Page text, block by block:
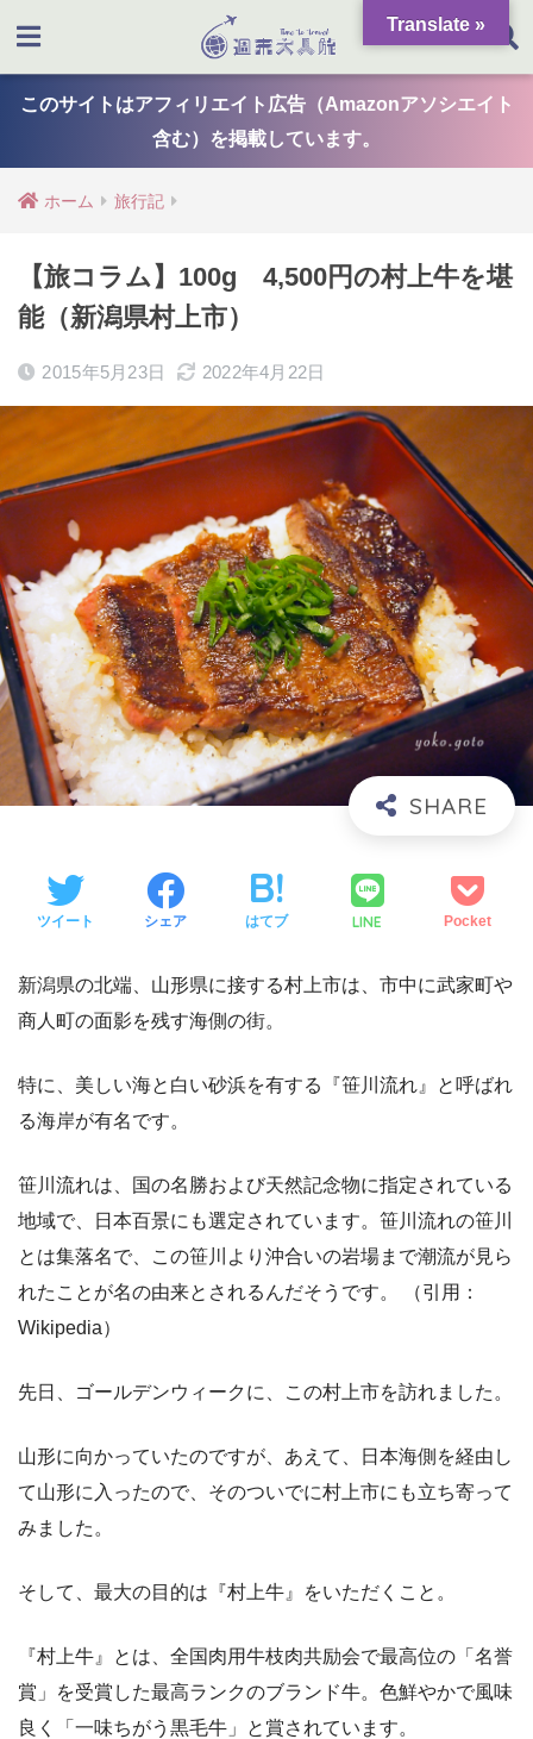
このサイトはアフィリエイト広告（Amazonアソシエイト
含む）を掲載しています。
ホーム 旅行記
【旅コラム】100g 4,500円の村上牛を堪
能（新潟県村上市）
2015年5月23日 2022年4月22日
ツイート シェア はてブ LINE Pocket
新潟県の北端、山形県に接する村上市は、市中に武家町や
商人町の面影を残す海側の街。
特に、美しい海と白い砂浜を有する『笹川流れ』と呼ばれ
る海岸が有名です。
笹川流れは、国の名勝および天然記念物に指定されている
地域で、日本百景にも選定されています。笹川流れの笹川
とは集落名で、この笹川より沖合いの岩場まで潮流が見ら
れたことが名の由来とされるんだそうです。 （引用：
Wikipedia）
先日、ゴールデンウィークに、この村上市を訪れました。
山形に向かっていたのですが、あえて、日本海側を経由し
て山形に入ったので、そのついでに村上市にも立ち寄って
みました。
そして、最大の目的は『村上牛』をいただくこと。
『村上牛』とは、全国肉用牛枝肉共励会で最高位の「名誉
賞」を受賞した最高ランクのブランド牛。色鮮やかで風味
良く「一味ちがう黒毛牛」と賞されています。
Translate »